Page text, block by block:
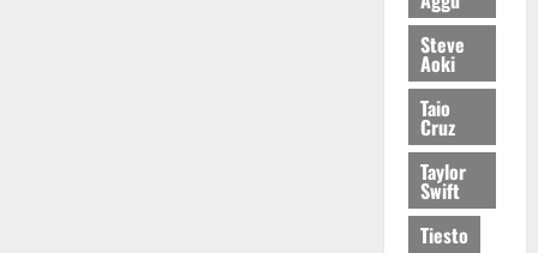
Steve
Aoki
Taio
Cruz
Taylor
Swift
Tiesto